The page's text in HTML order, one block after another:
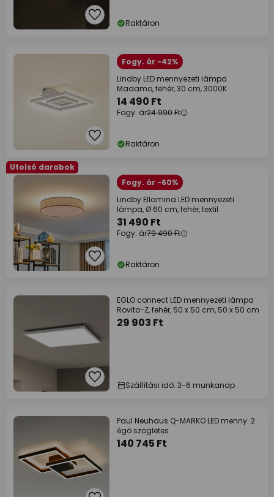
Raktáron
Fogy. ár -42%
Lindby LED mennyezeti lámpa
Madamo, fehér, 30 cm, 3000K
14 490 Ft
Fogy. ár24 990 Ft
Raktáron
Utolsó darabok
Fogy. ár -60%
Lindby Ellamina LED mennyezeti
lámpa, Ø 60 cm, fehér, textil
31 490 Ft
Fogy. ár79 490 Ft
Raktáron
EGLO connect LED mennyezeti lámpa
Rovito-Z, fehér, 50 x 50 cm, 50 x 50 cm
29 903 Ft
Szállítási idő: 3-6 munkanap
Paul Neuhaus Q-MARKO LED menny. 2
égő szögletes
140 745 Ft